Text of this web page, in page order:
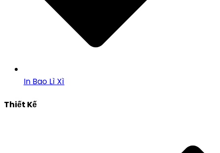
In Bao Lì Xì
Thiết Kế